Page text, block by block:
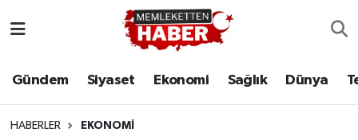
Gündem Siyaset Ekonomi Sağlık Dünya
HABERLER EKONOMI